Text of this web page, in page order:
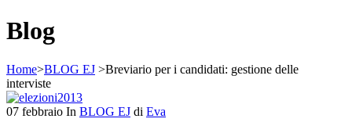
Blog
Home>BLOG EJ >Breviario per i candidati: gestione delle
interviste
07 febbraio In BLOG EJ di Eva